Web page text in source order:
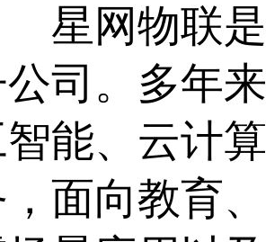
网物联是
司。多年
能、云计
面向教育